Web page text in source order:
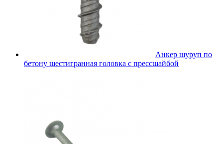
Анкер шуруп по
бетону шестигранная головка с прессшайбой